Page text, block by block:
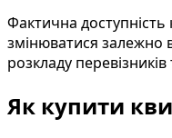
Фактична
змінюватися залежно
розкладу
Як купити